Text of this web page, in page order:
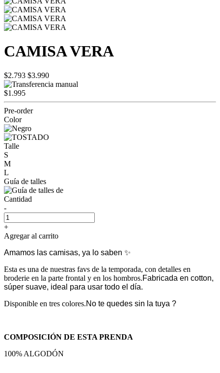
CAMISA VERA
$2.793 $3.990
$1.995
Pre-order
Color
Talle
S
M
L
Guía de talles
Cantidad
-
+
Agregar al carrito
Amamos las camisas, ya lo saben ✨
Esta es una de nuestras favs de la temporada, con detalles en
broderie en la parte frontal y en los hombros.Fabricada en cotton,
súper suave, ideal para usar todo el día.
Disponible en tres colores.No te quedes sin la tuya ?
COMPOSICIÓN DE ESTA PRENDA
100% ALGODÓN